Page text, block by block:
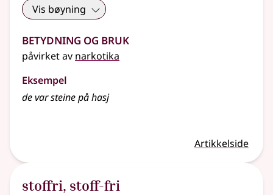
Vis bøyning
Betydning og bruk
påvirket av narkotika
Eksempel
de var steine på hasj
Artikkelside
stoffri, stoff-fri